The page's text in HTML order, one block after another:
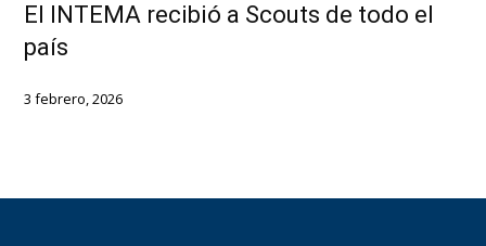
El INTEMA recibió a Scouts de todo el
país
3 febrero, 2026